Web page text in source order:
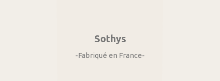
Sothys
-Fabriqué en France-